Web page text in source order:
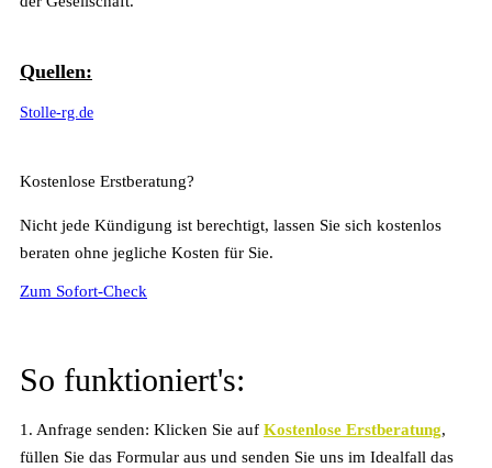
Quellen:
Stolle-rg.de
Kostenlose Erstberatung?
Nicht jede Kündigung ist berechtigt, lassen Sie sich kostenlos
beraten ohne jegliche Kosten für Sie.
Zum Sofort-Check
So funktioniert's:
1. Anfrage senden: Klicken Sie auf Kostenlose Erstberatung,
füllen Sie das Formular aus und senden Sie uns im Idealfall das